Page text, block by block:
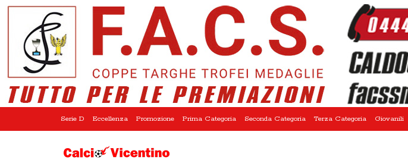
Serie D Eccellenza Promozione Prima Categoria Seconda Categoria Terza Categoria Giovanili